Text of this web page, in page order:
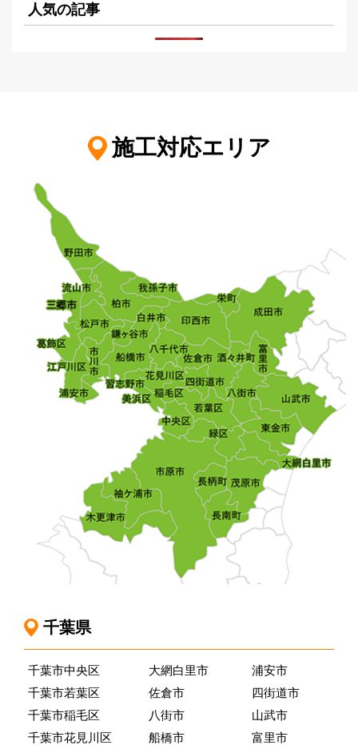
人気の記事
施工対応エリア
千葉県
千葉市中央区
千葉市若葉区
千葉市稲毛区
千葉市花見川区
大網白里市
佐倉市
八街市
船橋市
浦安市
四街道市
山武市
富里市